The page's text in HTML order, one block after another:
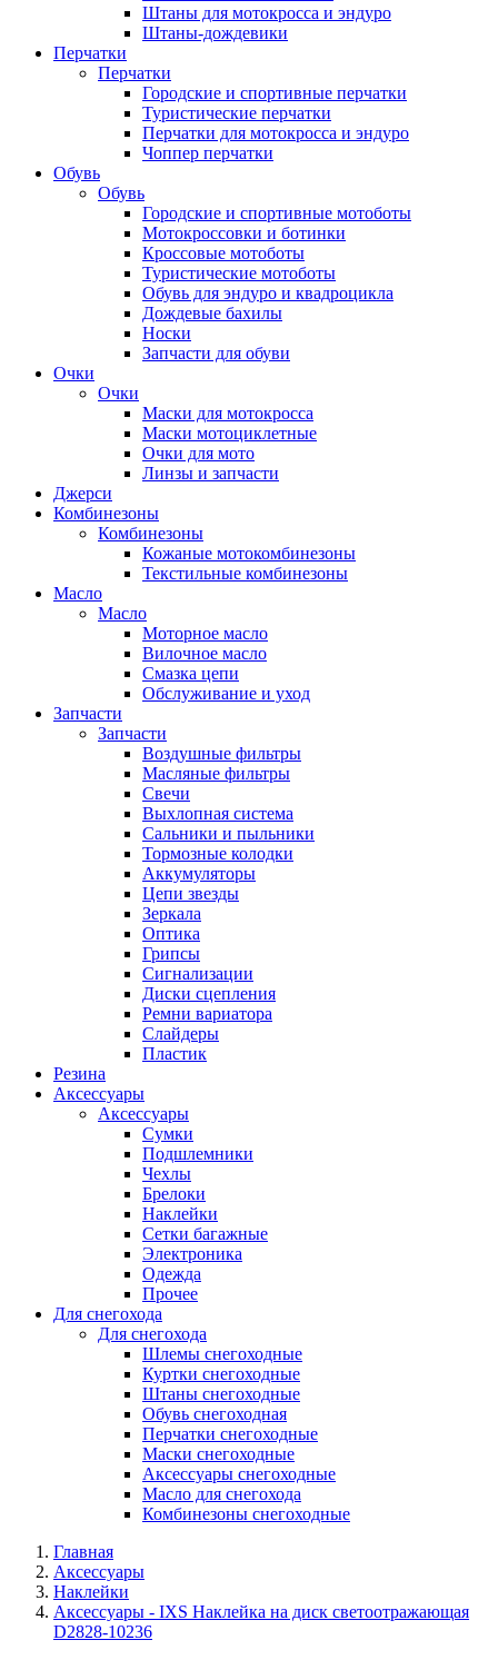
Штаны для мотокросса и эндуро
Штаны-дождевики
Перчатки
Перчатки
Городские и спортивные перчатки
Туристические перчатки
Перчатки для мотокросса и эндуро
Чоппер перчатки
Обувь
Обувь
Городские и спортивные мотоботы
Мотокроссовки и ботинки
Кроссовые мотоботы
Туристические мотоботы
Обувь для эндуро и квадроцикла
Дождевые бахилы
Носки
Запчасти для обуви
Очки
Очки
Маски для мотокросса
Маски мотоциклетные
Очки для мото
Линзы и запчасти
Джерси
Комбинезоны
Комбинезоны
Кожаные мотокомбинезоны
Текстильные комбинезоны
Масло
Масло
Моторное масло
Вилочное масло
Смазка цепи
Обслуживание и уход
Запчасти
Запчасти
Воздушные фильтры
Масляные фильтры
Свечи
Выхлопная система
Сальники и пыльники
Тормозные колодки
Аккумуляторы
Цепи звезды
Зеркала
Оптика
Грипсы
Сигнализации
Диски сцепления
Ремни вариатора
Слайдеры
Пластик
Резина
Аксессуары
Аксессуары
Сумки
Подшлемники
Чехлы
Брелоки
Наклейки
Сетки багажные
Электроника
Одежда
Прочее
Для снегохода
Для снегохода
Шлемы снегоходные
Куртки снегоходные
Штаны снегоходные
Обувь снегоходная
Перчатки снегоходные
Маски снегоходные
Аксессуары снегоходные
Масло для снегохода
Комбинезоны снегоходные
Главная
Аксессуары
Наклейки
Аксессуары - IXS Наклейка на диск светоотражающая
D2828-10236